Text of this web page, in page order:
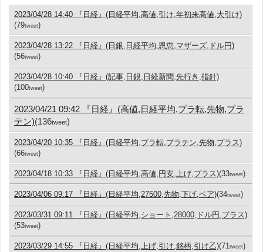
2023/04/28 14:40 『日経』(日経平均,高値,引け,年初来高値,大引け)
(79tweet)
2023/04/28 13:22 『日経』(日銀,日経平均,恩恵,マザーズ,ドル円)
(56tweet)
2023/04/28 10:40 『日経』(記事,日銀,日経新聞,先行き,指針)
(100tweet)
2023/04/21 09:42 『日経』(高値,日経平均,プラ転,先物,プラ
テン)(136tweet)
2023/04/20 10:35 『日経』(日経平均,プラ転,プラテン,先物,プラス)
(66tweet)
2023/04/18 10:33 『日経』(日経平均,高値,円安,上げ,プラス)(33tweet)
2023/04/06 09:17 『日経』(日経平均,27500,先物,下げ,ベア)(34tweet)
2023/03/31 09:11 『日経』(日経平均,ショート,28000,ドル円,プラス)
(53tweet)
2023/03/29 14:55 『日経』(日経平均,上げ,引け,銘柄,引け乙)(71tweet)